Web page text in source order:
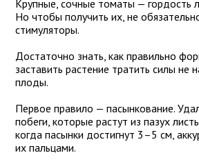
Крупные, сочные томаты — гордость
Но чтобы получить их, не
стимуляторы.
Достаточно знать, как правильно
заставить растение тратить силы не
плоды.
Первое правило — пасынкование.
побеги, которые растут из пазух
когда пасынки достигнут 3–5 см,
их пальцами.